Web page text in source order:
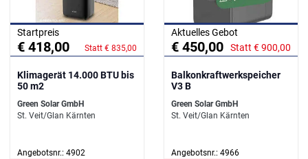
Startpreis
€ 418,00 Statt € 835,00
Klimagerät 14.000 BTU bis
50 m2
Green Solar GmbH
St. Veit/Glan Kärnten
Angebotsnr.: 4902
Aktuelles Gebot
€ 450,00 Statt € 900,00
Balkonkraftwerkspeicher
V3 B
Green Solar GmbH
St. Veit/Glan Kärnten
Angebotsnr.: 4966